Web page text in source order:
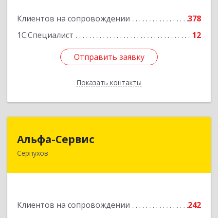
Клиентов на сопровождении
378
1С:Специалист
12
Отправить заявку
Показать контакты
Отправить заявку
Назад
Альфа-Сервис
Серпухов
Клиентов на сопровождении
242